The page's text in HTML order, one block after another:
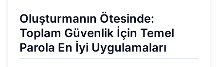
Oluşturmanın Ötesinde:
Toplam Güvenlik İçin Temel
Parola En İyi Uygulamaları